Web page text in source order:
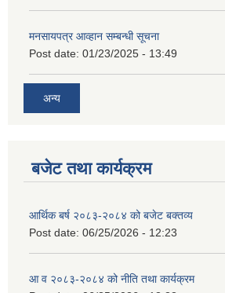
मनसायपत्र आव्हान सम्बन्धी सूचना
Post date: 01/23/2025 - 13:49
अन्य
बजेट तथा कार्यक्रम
आर्थिक बर्ष २०८३-२०८४ को बजेट बक्तव्य
Post date: 06/25/2026 - 12:23
आ व २०८३-२०८४ को नीति तथा कार्यक्रम